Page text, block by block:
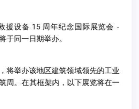
援设备 15 周年纪念国际展览会 -
于同一日期举办。
将举办该地区建筑领域领先的工业
周。在其框架内，以下展览将在一